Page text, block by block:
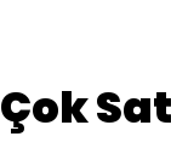
Çok